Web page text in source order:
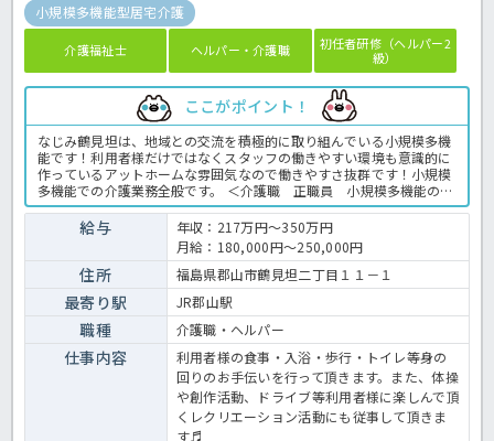
小規模多機能型居宅介護
介護福祉士 ヘルパー・介護職
初任者研修（ヘルパー2
級）
ここがポイント！
なじみ鶴見坦は、地域との交流を積極的に取り組んでいる小規模多機
能です！利用者様だけではなくスタッフの働きやすい環境も意識的に
作っているアットホームな雰囲気なので働きやすさ抜群です！小規模
多機能での介護業務全般です。 ＜介護職 正職員 小規模多機能の求
人＞
給与
年収：217万円～350万円
月給：180,000円～250,000円
住所 福島県郡山市鶴見坦二丁目１１－１
最寄り駅 JR郡山駅
職種 介護職・ヘルパー
仕事内容
利用者様の食事・入浴・歩行・トイレ等身の
回りのお手伝いを行って頂きます。また、体操
や創作活動、ドライブ等利用者様に楽しんで頂
くレクリエーション活動にも従事して頂きま
す♬